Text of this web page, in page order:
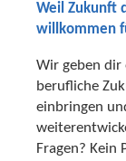
Weil Zukunft
willkommen
Wir geben dir
berufliche
einbringen
Fragen?